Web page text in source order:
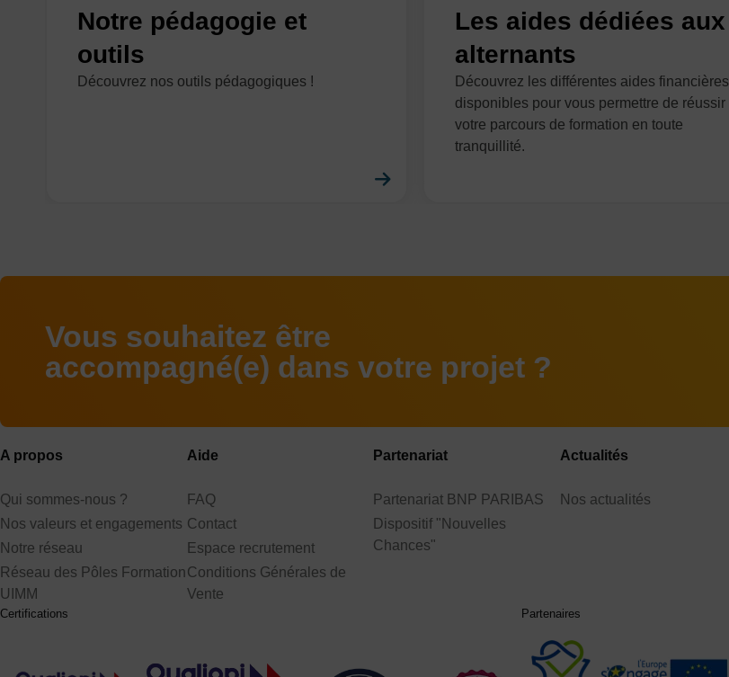
Notre pédagogie et
outils
Découvrez nos outils pédagogiques !
Les aides dédiées aux
alternants
Découvrez les différentes aides financières
disponibles pour vous permettre de réussir
votre parcours de formation en toute
tranquillité.
Vous souhaitez être
accompagné(e) dans votre projet ?
A propos
Qui sommes-nous ?
Nos valeurs et engagements
Notre réseau
Réseau des Pôles Formation
UIMM
Aide
FAQ
Contact
Espace recrutement
Conditions Générales de
Vente
Partenariat
Partenariat BNP PARIBAS
Dispositif "Nouvelles
Chances"
Actualités
Nos actualités
Certifications Partenaires